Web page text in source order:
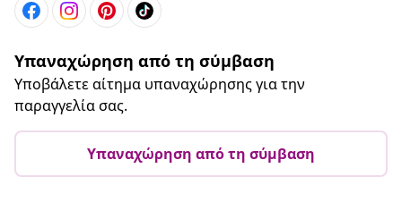
Υπαναχώρηση από τη σύμβαση
Υποβάλετε αίτημα υπαναχώρησης για την
παραγγελία σας.
Υπαναχώρηση από τη σύμβαση